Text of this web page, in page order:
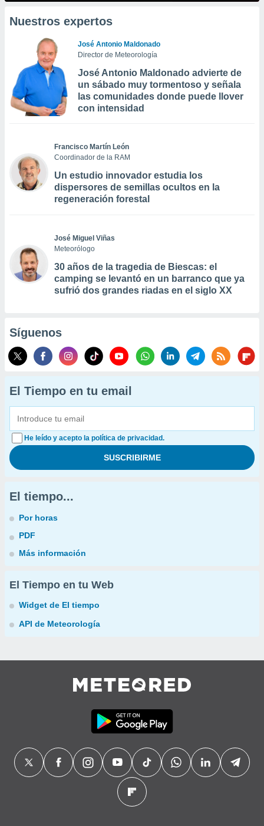
Nuestros expertos
José Antonio Maldonado
Director de Meteorología
José Antonio Maldonado advierte de
un sábado muy tormentoso y señala
las comunidades donde puede llover
con intensidad
Francisco Martín León
Coordinador de la RAM
Un estudio innovador estudia los
dispersores de semillas ocultos en la
regeneración forestal
José Miguel Viñas
Meteorólogo
30 años de la tragedia de Biescas: el
camping se levantó en un barranco que ya
sufrió dos grandes riadas en el siglo XX
Síguenos
El Tiempo en tu email
He leído y acepto la política de privacidad.
El tiempo...
Por horas
PDF
Más información
El Tiempo en tu Web
Widget de El tiempo
API de Meteorología